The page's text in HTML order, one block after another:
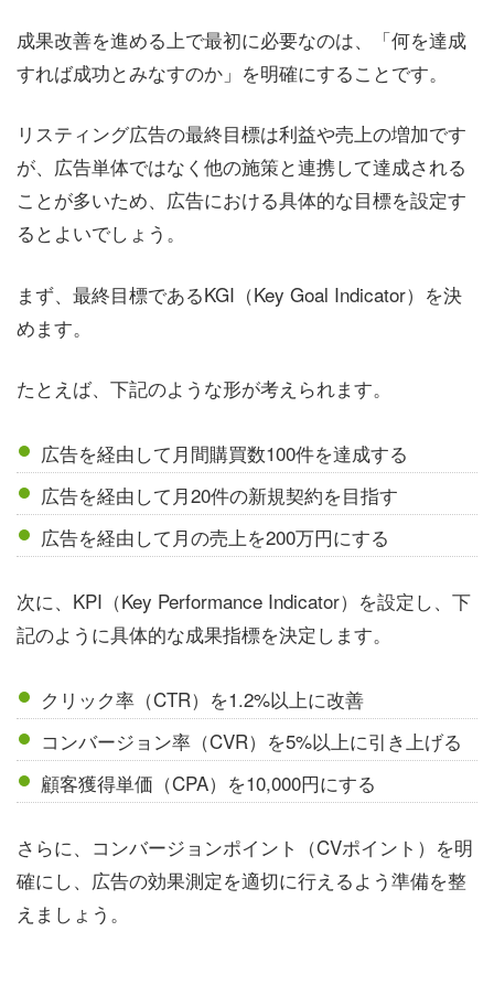
成果改善を進める上で最初に必要なのは、「何を達成
すれば成功とみなすのか」を明確にすることです。
リスティング広告の最終目標は利益や売上の増加です
が、広告単体ではなく他の施策と連携して達成される
ことが多いため、広告における具体的な目標を設定す
るとよいでしょう。
まず、最終目標であるKGI（Key Goal Indicator）を決
めます。
たとえば、下記のような形が考えられます。
広告を経由して月間購買数100件を達成する
広告を経由して月20件の新規契約を目指す
広告を経由して月の売上を200万円にする
次に、KPI（Key Performance Indicator）を設定し、下
記のように具体的な成果指標を決定します。
クリック率（CTR）を1.2%以上に改善
コンバージョン率（CVR）を5%以上に引き上げる
顧客獲得単価（CPA）を10,000円にする
さらに、コンバージョンポイント（CVポイント）を明
確にし、広告の効果測定を適切に行えるよう準備を整
えましょう。